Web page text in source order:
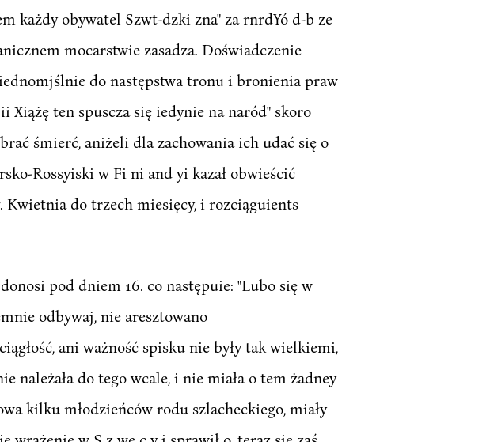
każdy obywatel Szwt-dzki zna" za rnrdYó d-b ze
mocarstwie zasadza. Doświadczenie
do następstwa tronu i bronienia praw
Xiążę ten spuscza się iedynie na naród" skoro
śmierć, aniżeli dla zachowania ich udać się o
Rossyiski w Fi ni and yi kazał obwieścić
Kwietnia do trzech miesięcy, i rozciąguients
pod dniem 16. co następuie: "Lubo się w
odbywaj, nie aresztowano
ani ważność spisku nie były tak wielkiemi,
należała do tego wcale, i nie miała o tem żadney
kilku młodzieńców rodu szlacheckiego, miały